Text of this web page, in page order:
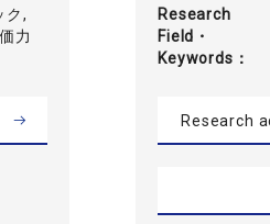
ク,
力
Research
Field・
Keywords
Research